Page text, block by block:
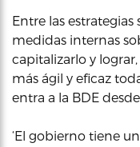
Entre las
medidas internas
capitalizarlo y
más ágil y eficaz
entra a la BDE
‘El gobierno tiene